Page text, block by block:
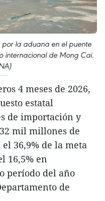
la aduana en el puente
internacional de Mong Cai.
4 meses de 2026,
estatal
de importación y
mil millones de
36,9% de la meta
16,5% en
período del año
de